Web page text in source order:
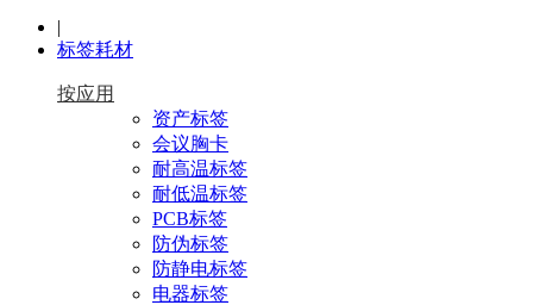
|
标签耗材
按应用
资产标签
会议胸卡
耐高温标签
耐低温标签
PCB标签
防伪标签
防静电标签
电器标签